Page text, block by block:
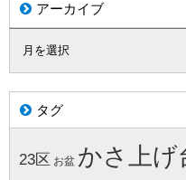
アーカイブ
タグ
23区 お盆 かさ上げ